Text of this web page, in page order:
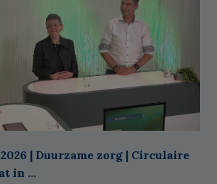
| Duurzame zorg | Circulaire
in ...